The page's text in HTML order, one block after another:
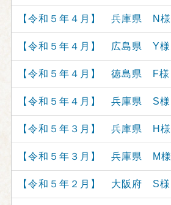
【令和５年４月】 兵庫県 N様
【令和５年４月】 広島県 Y様
【令和５年４月】 徳島県 F様
【令和５年４月】 兵庫県 S様
【令和５年３月】 兵庫県 H様
【令和５年３月】 兵庫県 M様
【令和５年２月】 大阪府 S様